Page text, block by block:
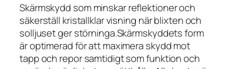
Skärmskydd som minskar reflektioner och
säkerställ kristallklar visning när blixten och
solljuset ger störninga.Skärmskyddets form
är optimerad för att maximera skydd mot
tapp och repor samtidigt som funktion och